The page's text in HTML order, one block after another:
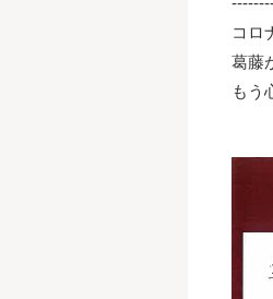
コロ
葛藤
もう